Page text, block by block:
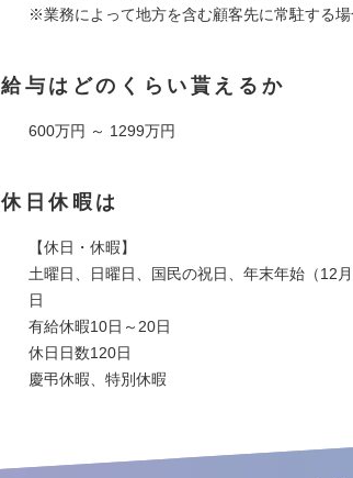
※業務によって地方を含む顧客先に常駐する
給与はどのくらい貰えるか
600万円 ～ 1299万円
休日休暇は
【休日・休暇】
土曜日、日曜日、国民の祝日、年末年始（12
日
有給休暇10日～20日
休日日数120日
慶弔休暇、特別休暇